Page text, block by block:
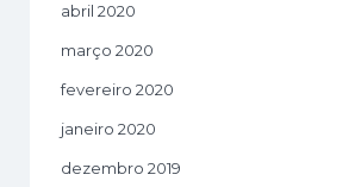
abril 2020
março 2020
fevereiro 2020
janeiro 2020
dezembro 2019